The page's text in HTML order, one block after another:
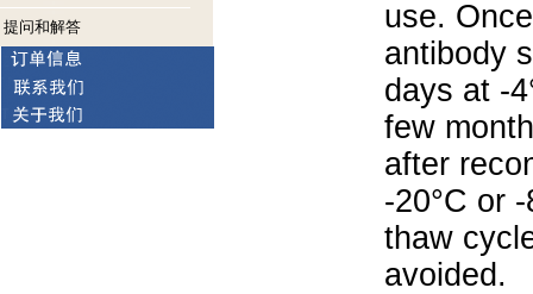
提问和解答
use.
antibody
days at -
few
after
-20°C or
thaw
avoided.